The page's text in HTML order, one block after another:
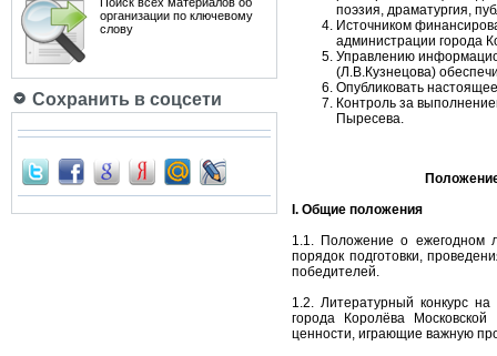
организации по ключевому
слову
Сохранить в соцсети
поэзия, драматургия,
Источником
администрации города
Управлению
(Л.В.Кузнецова)
Опубликовать
Контроль за
Пыресева.
I. Общие положения
1.1. Положение о ежегодном
порядок подготовки,
победителей.
1.2. Литературный конкурс
города Королёва
ценности, играющие важную